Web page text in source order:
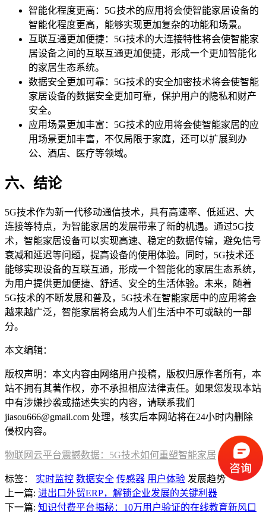
智能化程度更高：5G技术的应用将会使智能家居设备的
智能化程度更高，能够实现更加复杂的功能和场景。
互联互通更加便捷：5G技术的大连接特性将会使智能家
居设备之间的互联互通更加便捷，形成一个更加智能化
的家居生态系统。
数据安全更加可靠：5G技术的安全加密技术将会使智能
家居设备的数据安全更加可靠，保护用户的隐私和财产
安全。
应用场景更加丰富：5G技术的应用将会使智能家居的应
用场景更加丰富，不仅局限于家庭，还可以扩展到办
公、酒店、医疗等领域。
六、结论
5G技术作为新一代移动通信技术，具有高速率、低延迟、大
连接等特点，为智能家居的发展带来了新的机遇。通过5G技
术，智能家居设备可以实现高速、稳定的数据传输，避免信号
衰减和延迟等问题，提高设备的使用体验。同时，5G技术还
能够实现设备的互联互通，形成一个智能化的家居生态系统，
为用户提供更加便捷、舒适、安全的生活体验。未来，随着
5G技术的不断发展和普及，5G技术在智能家居中的应用将会
越来越广泛，智能家居将会成为人们生活中不可或缺的一部
分。
本文编辑：
版权声明：本文内容由网络用户投稿，版权归原作者所有，本
站不拥有其著作权，亦不承担相应法律责任。如果您发现本站
中有涉嫌抄袭或描述失实的内容，请联系我们
jiasou666@gmail.com 处理，核实后本网站将在24小时内删除
侵权内容。
物联网云平台震撼数据：5G技术如何重塑智能家居
标签： 实时监控 数据安全 传感器 用户体验 发展趋势
上一篇: 进出口外贸ERP，解锁企业发展的关键利器
下一篇: 知识付费平台揭秘：10万用户验证的在线教育新风口